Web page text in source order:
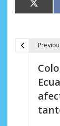
en
X